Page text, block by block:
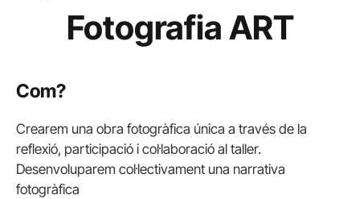
Fotografia ART
Com?
Crearem una obra fotogràfica única a través de la
reflexió, participació i col·laboració al taller.
Desenvoluparem col·lectivament una narrativa
fotogràfica